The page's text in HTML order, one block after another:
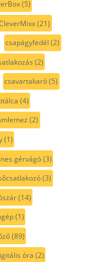
(5)
(21)
csapágyfedél (2)
(2)
csavartakaró(5)
(4)
(2)
(1)
gérvágó(3)
(3)
(14)
(1)
(89)
óra (2)